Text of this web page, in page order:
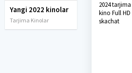
Yangi 2022 kinolar
Tarjima Kinolar
2024 tarjima
kino Full HD
skachat